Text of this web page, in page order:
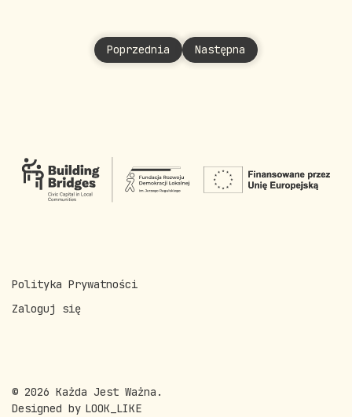
Poprzednia strona: Wieczorek Magdalena
Poprzednia Następna strona: Wołoch
Następna
Polityka Prywatności
Zaloguj się
© 2026 Każda Jest Ważna.
Designed by LOOK_LIKE